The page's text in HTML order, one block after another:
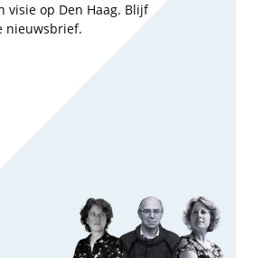
visie op Den Haag. Blijf
nieuwsbrief.